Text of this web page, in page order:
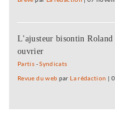
L'ajusteur bisontin
ouvrier
Partis -Syndicats
Revue du web parLa rédaction |